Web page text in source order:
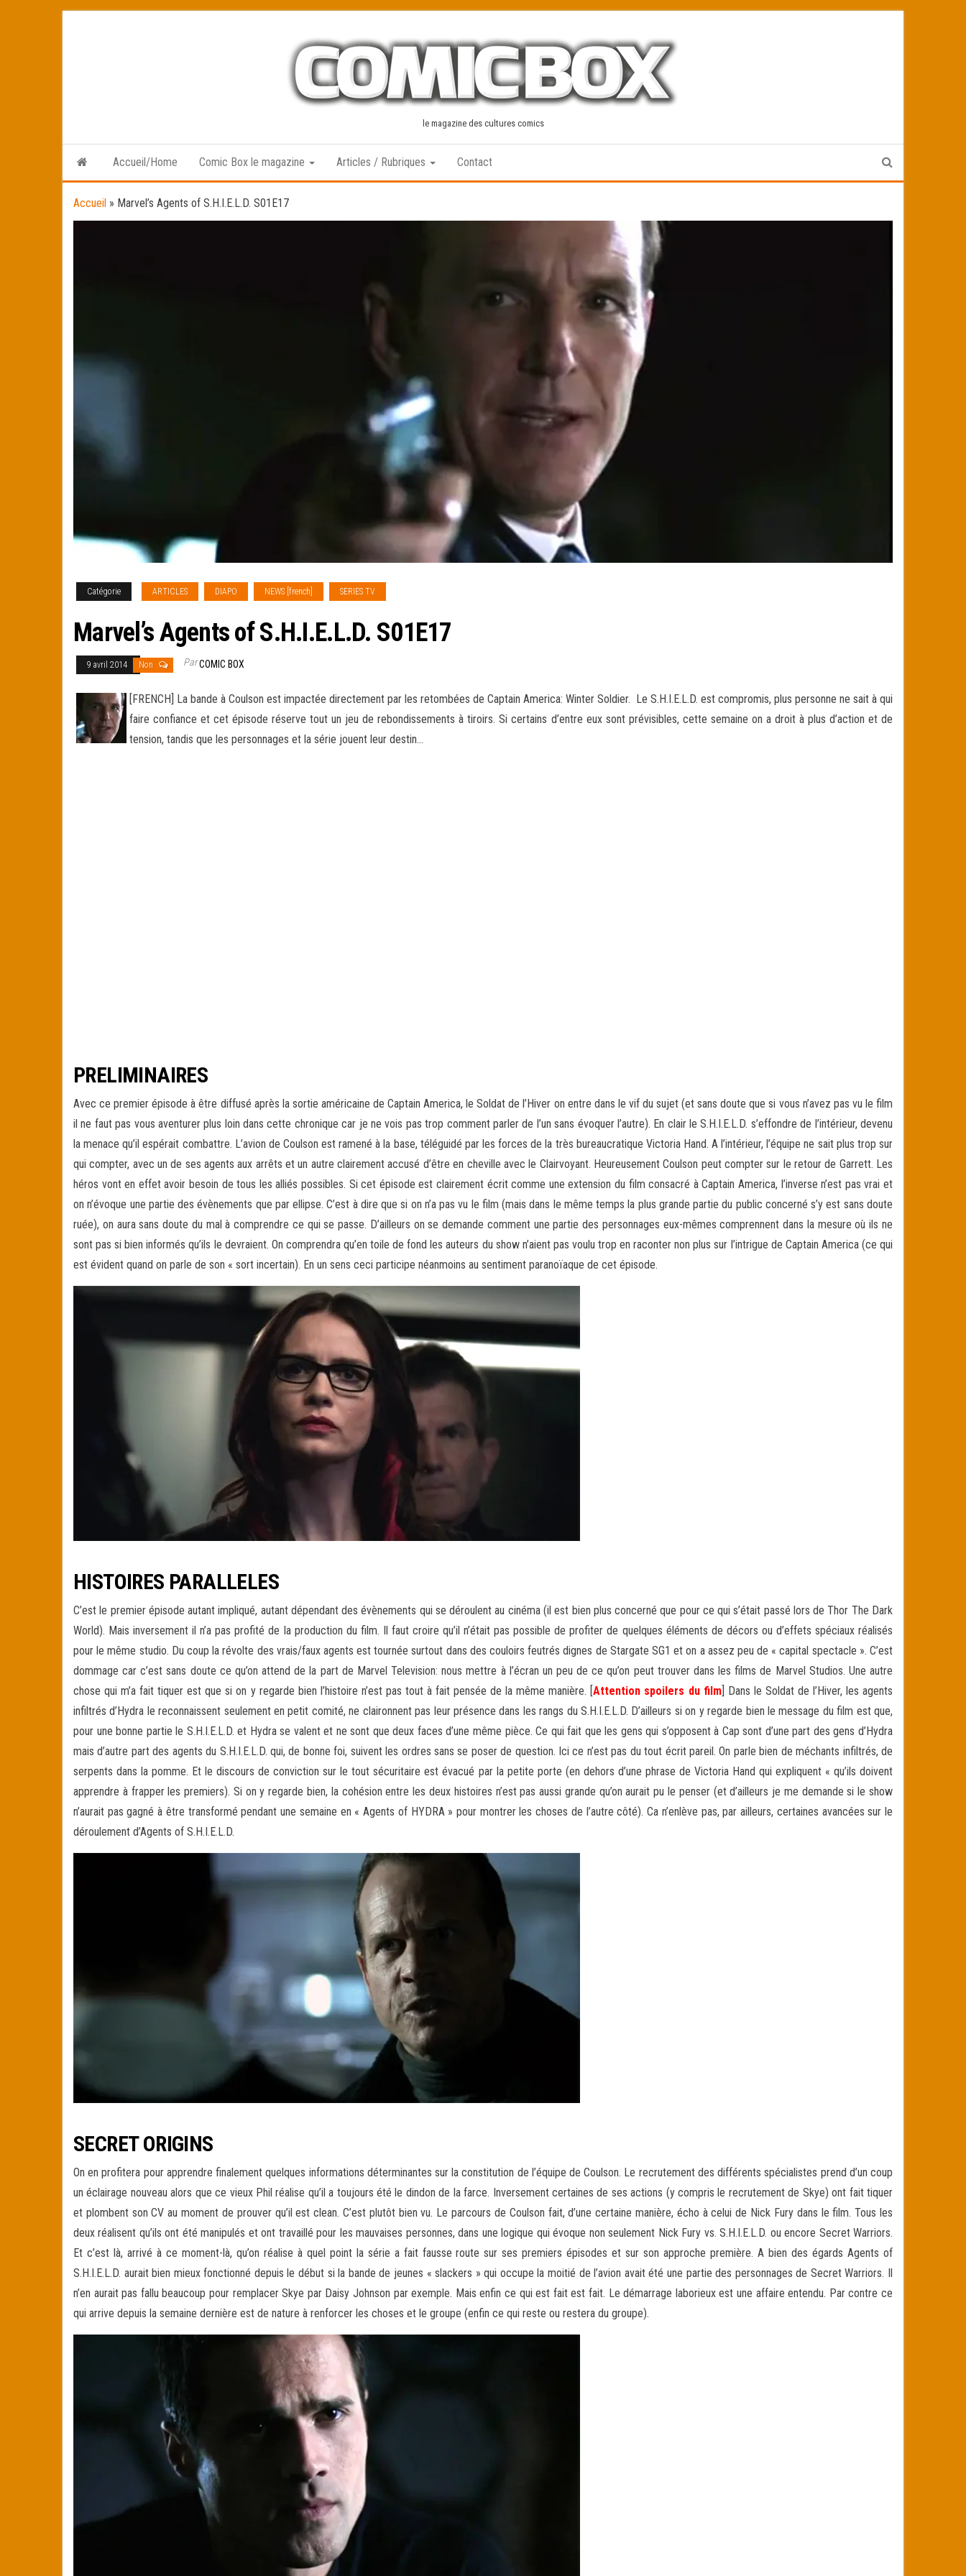
le magazine des cultures comics
Accueil/Home Comic Box le magazine Articles / Rubriques Contact
Accueil » Marvel’s Agents of S.H.I.E.L.D. S01E17
Catégorie ARTICLES DIAPO NEWS [french] SERIES TV
Marvel’s Agents of S.H.I.E.L.D. S01E17
9 avril 2014 Non ParCOMIC BOX
[FRENCH] La bande à Coulson est impactée directement par les retombées de Captain America: Winter Soldier. Le S.H.I.E.L.D. est compromis, plus personne ne sait à qui
faire confiance et cet épisode réserve tout un jeu de rebondissements à tiroirs. Si certains d’entre eux sont prévisibles, cette semaine on a droit à plus d’action et de
tension, tandis que les personnages et la série jouent leur destin…
PRELIMINAIRES
Avec ce premier épisode à être diffusé après la sortie américaine de Captain America, le Soldat de l’Hiver on entre dans le vif du sujet (et sans doute que si vous n’avez pas vu le film
il ne faut pas vous aventurer plus loin dans cette chronique car je ne vois pas trop comment parler de l’un sans évoquer l’autre). En clair le S.H.I.E.L.D. s’effondre de l’intérieur, devenu
la menace qu’il espérait combattre. L’avion de Coulson est ramené à la base, téléguidé par les forces de la très bureaucratique Victoria Hand. A l’intérieur, l’équipe ne sait plus trop sur
qui compter, avec un de ses agents aux arrêts et un autre clairement accusé d’être en cheville avec le Clairvoyant. Heureusement Coulson peut compter sur le retour de Garrett. Les
héros vont en effet avoir besoin de tous les alliés possibles. Si cet épisode est clairement écrit comme une extension du film consacré à Captain America, l’inverse n’est pas vrai et
on n’évoque une partie des évènements que par ellipse. C’est à dire que si on n’a pas vu le film (mais dans le même temps la plus grande partie du public concerné s’y est sans doute
ruée), on aura sans doute du mal à comprendre ce qui se passe. D’ailleurs on se demande comment une partie des personnages eux-mêmes comprennent dans la mesure où ils ne
sont pas si bien informés qu’ils le devraient. On comprendra qu’en toile de fond les auteurs du show n’aient pas voulu trop en raconter non plus sur l’intrigue de Captain America (ce qui
est évident quand on parle de son « sort incertain). En un sens ceci participe néanmoins au sentiment paranoïaque de cet épisode.
HISTOIRES PARALLELES
C’est le premier épisode autant impliqué, autant dépendant des évènements qui se déroulent au cinéma (il est bien plus concerné que pour ce qui s’était passé lors de Thor The Dark
World). Mais inversement il n’a pas profité de la production du film. Il faut croire qu’il n’était pas possible de profiter de quelques éléments de décors ou d’effets spéciaux réalisés
pour le même studio. Du coup la révolte des vrais/faux agents est tournée surtout dans des couloirs feutrés dignes de Stargate SG1 et on a assez peu de « capital spectacle ». C’est
dommage car c’est sans doute ce qu’on attend de la part de Marvel Television: nous mettre à l’écran un peu de ce qu’on peut trouver dans les films de Marvel Studios. Une autre
chose qui m’a fait tiquer est que si on y regarde bien l’histoire n’est pas tout à fait pensée de la même manière. [Attention spoilers du film] Dans le Soldat de l’Hiver, les agents
infiltrés d’Hydra le reconnaissent seulement en petit comité, ne claironnent pas leur présence dans les rangs du S.H.I.E.L.D. D’ailleurs si on y regarde bien le message du film est que,
pour une bonne partie le S.H.I.E.L.D. et Hydra se valent et ne sont que deux faces d’une même pièce. Ce qui fait que les gens qui s’opposent à Cap sont d’une part des gens d’Hydra
mais d’autre part des agents du S.H.I.E.L.D. qui, de bonne foi, suivent les ordres sans se poser de question. Ici ce n’est pas du tout écrit pareil. On parle bien de méchants infiltrés, de
serpents dans la pomme. Et le discours de conviction sur le tout sécuritaire est évacué par la petite porte (en dehors d’une phrase de Victoria Hand qui expliquent « qu’ils doivent
apprendre à frapper les premiers). Si on y regarde bien, la cohésion entre les deux histoires n’est pas aussi grande qu’on aurait pu le penser (et d’ailleurs je me demande si le show
n’aurait pas gagné à être transformé pendant une semaine en « Agents of HYDRA » pour montrer les choses de l’autre côté). Ca n’enlève pas, par ailleurs, certaines avancées sur le
déroulement d’Agents of S.H.I.E.L.D.
SECRET ORIGINS
On en profitera pour apprendre finalement quelques informations déterminantes sur la constitution de l’équipe de Coulson. Le recrutement des différents spécialistes prend d’un coup
un éclairage nouveau alors que ce vieux Phil réalise qu’il a toujours été le dindon de la farce. Inversement certaines de ses actions (y compris le recrutement de Skye) ont fait tiquer
et plombent son CV au moment de prouver qu’il est clean. C’est plutôt bien vu. Le parcours de Coulson fait, d’une certaine manière, écho à celui de Nick Fury dans le film. Tous les
deux réalisent qu’ils ont été manipulés et ont travaillé pour les mauvaises personnes, dans une logique qui évoque non seulement Nick Fury vs. S.H.I.E.L.D. ou encore Secret Warriors.
Et c’est là, arrivé à ce moment-là, qu’on réalise à quel point la série a fait fausse route sur ses premiers épisodes et sur son approche première. A bien des égards Agents of
S.H.I.E.L.D. aurait bien mieux fonctionné depuis le début si la bande de jeunes « slackers » qui occupe la moitié de l’avion avait été une partie des personnages de Secret Warriors. Il
n’en aurait pas fallu beaucoup pour remplacer Skye par Daisy Johnson par exemple. Mais enfin ce qui est fait est fait. Le démarrage laborieux est une affaire entendu. Par contre ce
qui arrive depuis la semaine dernière est de nature à renforcer les choses et le groupe (enfin ce qui reste ou restera du groupe).